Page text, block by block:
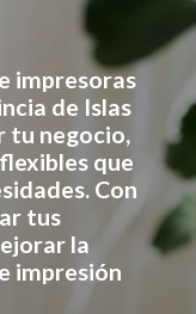
impresoras
de Islas
tu negocio,
que
Con
tus
la
impresión